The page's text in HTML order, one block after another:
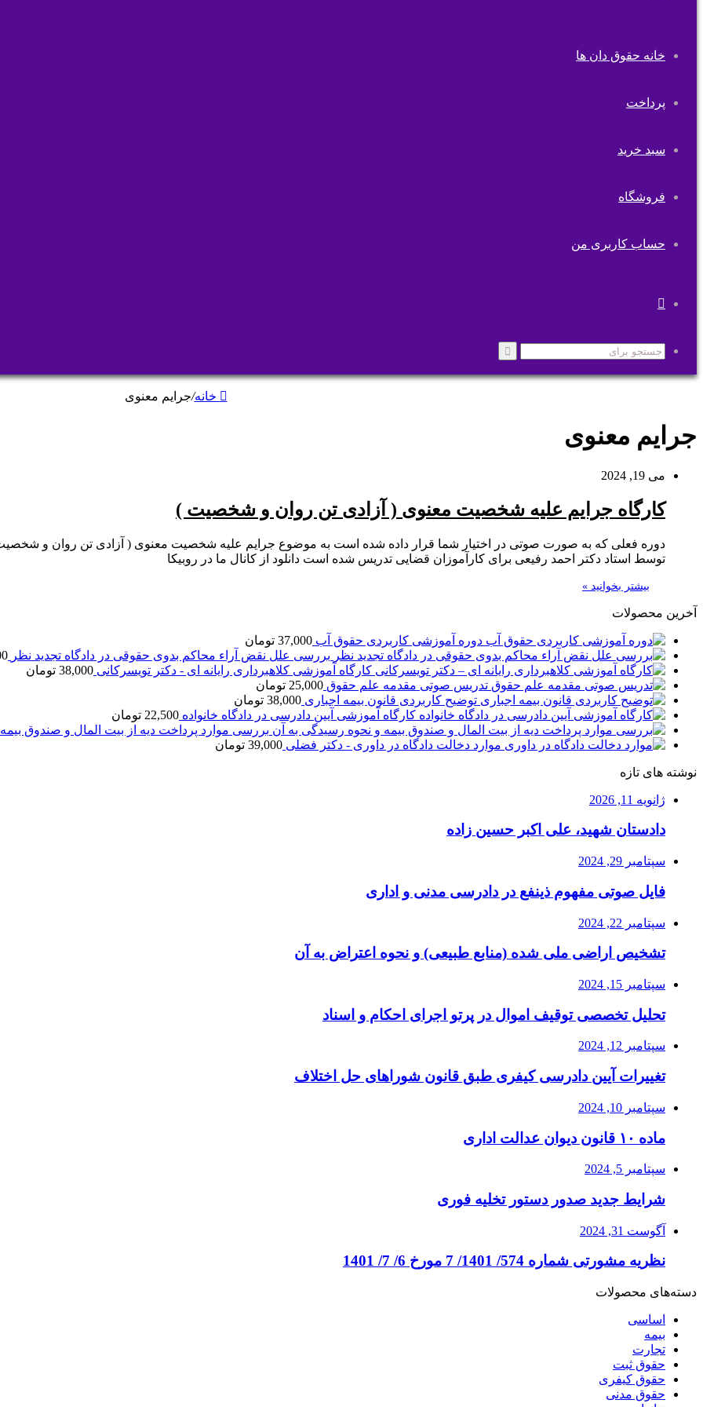
خانه حقوق دان ها
پرداخت
سبد خرید
فروشگاه
حساب کاربری من
پوسته
جستجو
برای
خانه/جرایم معنوی
جرایم معنوی
می 19, 2024
کارگاه جرایم علیه شخصیت معنوی ( آزادی تن روان و شخصیت )
دوره فعلی که به صورت صوتی در اختیار شما قرار داده شده است به موضوع جرایم علیه شخصیت معنوی ( آزادی تن روان و
توسط استاد دکتر احمد رفیعی برای کارآموزان قضایی تدریس شده است دانلود از کانال ما در روبیکا
بیشتر بخوانید »
آخرین محصولات
دوره آموزشی کاربردی حقوق آب 37,000 تومان
بررسی علل نقض آراء محاکم بدوی حقوقی در دادگاه تجدید نظر
کارگاه آموزشی کلاهبرداری رایانه ای - دکتر تویسرکانی 38,000 تومان
تدریس صوتی مقدمه علم حقوق 25,000 تومان
توضیح کاربردی قانون بیمه اجباری 38,000 تومان
کارگاه آموزشی آیین دادرسی در دادگاه خانواده 22,500 تومان
بررسی موارد پرداخت دیه از بیت المال و صندوق
موارد دخالت دادگاه در داوری - دکتر فضلی 39,000 تومان
نوشته های تازه
ژانویه 11, 2026
دادستان شهید، علی اکبر حسین زاده
سپتامبر 29, 2024
فایل صوتی مفهوم ذینفع در دادرسی مدنی و اداری
سپتامبر 22, 2024
تشخیص اراضی ملی شده (منابع طبیعی) و نحوه اعتراض به آن
سپتامبر 15, 2024
تحلیل تخصصی توقیف اموال در پرتو اجرای احکام و اسناد
سپتامبر 12, 2024
تغییرات آیین دادرسی کیفری طبق قانون شوراهای حل اختلاف
سپتامبر 10, 2024
ماده ۱۰ قانون دیوان عدالت اداری
سپتامبر 5, 2024
شرایط جدید صدور دستور تخلیه فوری
آگوست 31, 2024
نظریه مشورتی شماره 574/ 1401/ 7 مورخ 6/ 7/ 1401
دسته‌های محصولات
اساسی
بیمه
تجارت
حقوق ثبت
حقوق کیفری
حقوق مدنی